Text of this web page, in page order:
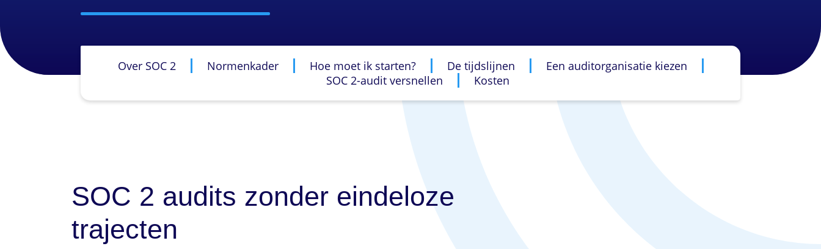
Over SOC 2 Normenkader Hoe moet ik starten? De tijdslijnen
Een auditorganisatie kiezen
SOC 2-audit versnellen
Kosten
SOC 2 audits zonder eindeloze
trajecten